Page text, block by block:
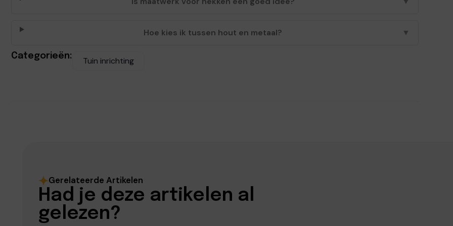
Hoe kies ik tussen hout en metaal? ▼
Categorieën: Tuin inrichting
Gerelateerde Artikelen
Had je deze artikelen al
gelezen?